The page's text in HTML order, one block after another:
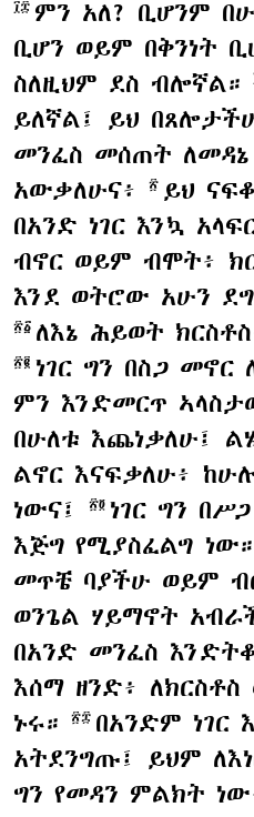
፲፰ ምን አለ? ቢሆንም
ቢሆን ወይም በቅንነት
ስለዚህም ደስ ብሎኛል።
ይለኛል፤ ይህ
መንፈስ መሰጠት ለመዳኔ
አውቃለሁና፥
፳ ይህ
በአንድ ነገር እንኳ
ብኖር ወይም ብሞት፥
እንደ ወትሮው አሁን
፳፩ ለእኔ ሕይወት
፳፪ ነገር ግን በስጋ መኖር
ምን እንድመርጥ
በሁለቱ እጨነቃለሁ፤
ልኖር እናፍቃለሁ፥
ነውና፤
፳፬ ነገር ግን
እጅግ የሚያስፈልግ ነው።
መጥቼ ባያችሁ ወይም
ወንጌል ሃይማኖት
በአንድ መንፈስ
እሰማ ዘንድ፥
ኑሩ።
፳፰ በአንድም ነገር
አትደንግጡ፤ ይህም
ግን የመዳን ምልክት